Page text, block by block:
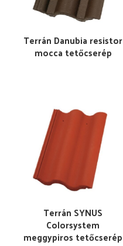
Terrán Danubia resistor
mocca tetőcserép
Terrán SYNUS
Colorsystem
meggypiros tetőcserép